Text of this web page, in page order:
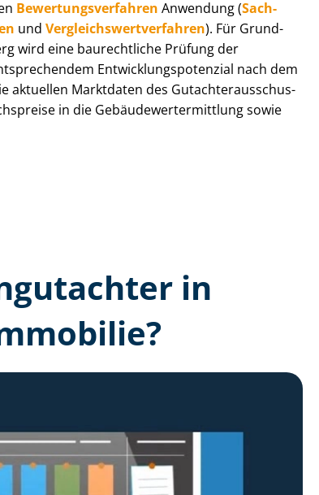
Be­wer­tungs­ver­fah­ren Anwendung (Sach­
und Ver­gleichs­wert­ver­fah­ren). Für Grund­
wird eine baurechtliche Prüfung der
Ent­wick­lungs­po­ten­zi­al nach dem
aktuellen Marktdaten des Gut­ach­ter­aus­schus­
in die Ge­bäu­de­wert­ermitt­lung sowie
in